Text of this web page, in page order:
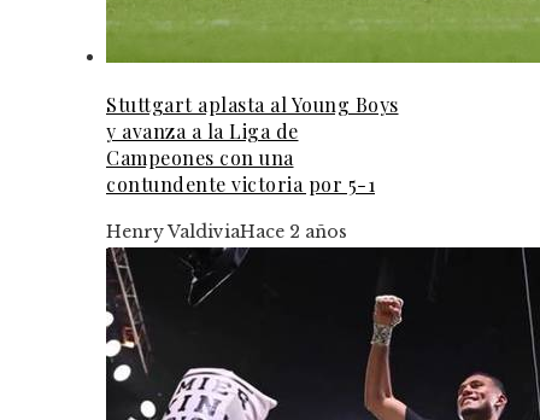
Stuttgart aplasta al Young Boys
y avanza a la Liga de
Campeones con una
contundente victoria por 5-1
Henry ValdiviaHace 2 años